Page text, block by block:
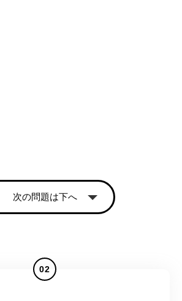
次の問題は下へ
02